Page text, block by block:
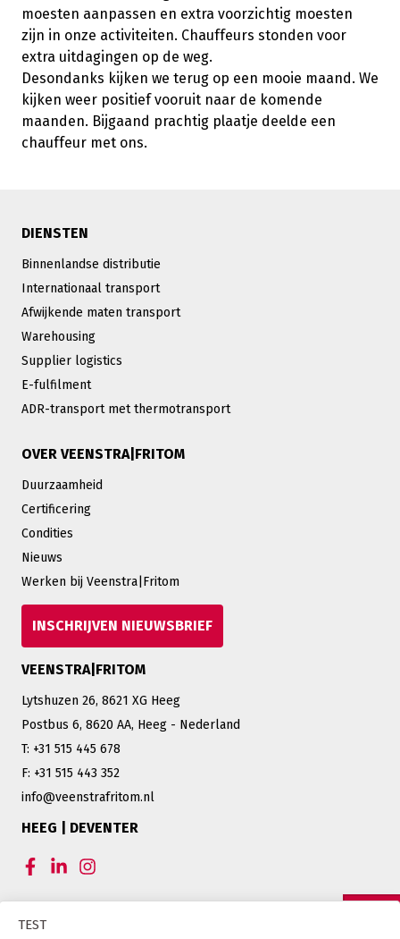
TEST
moesten aanpassen en extra voorzichtig moesten
zijn in onze activiteiten. Chauffeurs stonden voor
extra uitdagingen op de weg.
Desondanks kijken we terug op een mooie maand. We
kijken weer positief vooruit naar de komende
maanden. Bijgaand prachtig plaatje deelde een
chauffeur met ons.
DIENSTEN
Binnenlandse distributie
Internationaal transport
Afwijkende maten transport
Warehousing
Supplier logistics
E-fulfilment
ADR-transport met thermotransport
OVER VEENSTRA|FRITOM
Duurzaamheid
Certificering
Condities
Nieuws
Werken bij Veenstra|Fritom
INSCHRIJVEN NIEUWSBRIEF
VEENSTRA|FRITOM
Lytshuzen 26, 8621 XG Heeg
Postbus 6, 8620 AA, Heeg - Nederland
T: +31 515 445 678
F: +31 515 443 352
info@veenstrafritom.nl
HEEG | DEVENTER